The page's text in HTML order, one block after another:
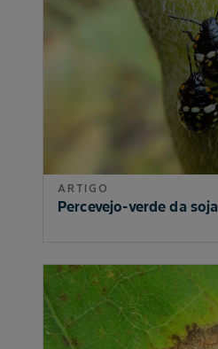
ARTIGO
Percevejo-verde da soja